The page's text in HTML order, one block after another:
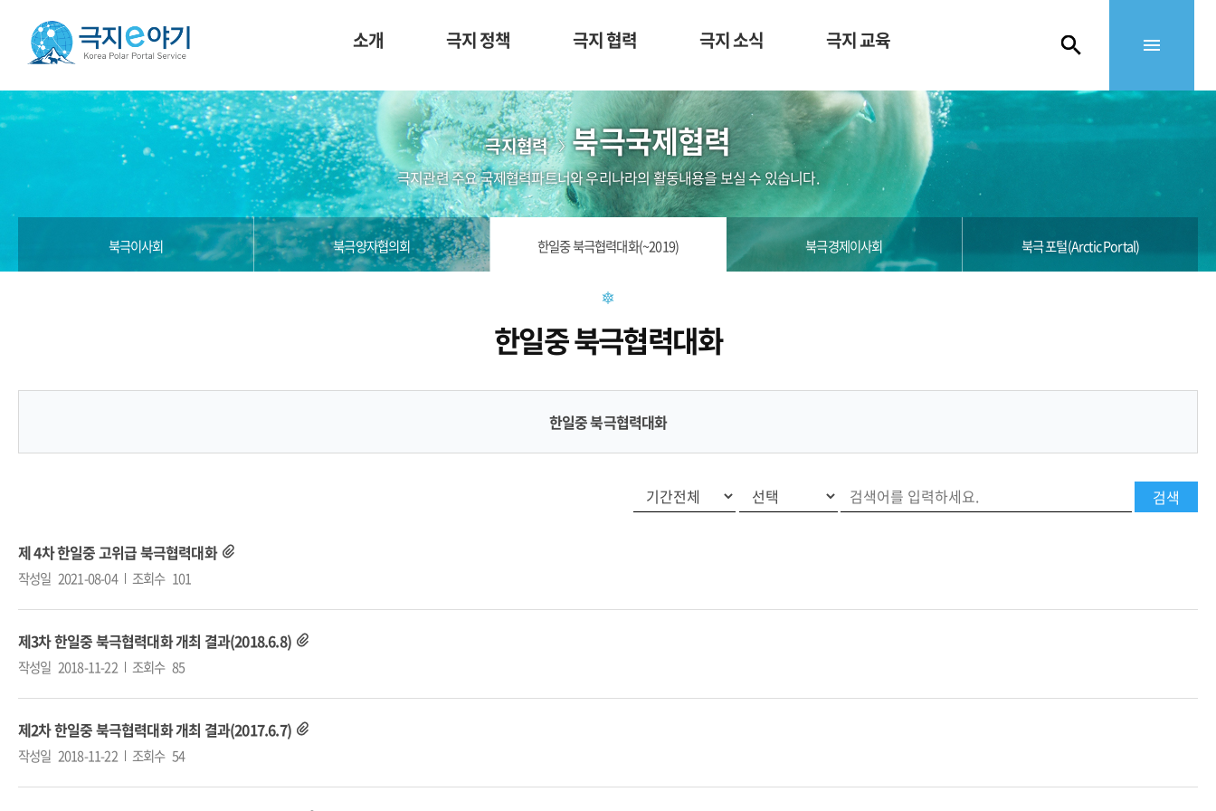
소개 극지 정책 극지 협력 극지 소식 극지 교육
극지협력 북극국제협력
극지관련 주요 국제협력파트너와 우리나라의 활동내용을 보실 수 있습니다.
북극이사회 북극양자협의회 한일중 북극협력대화(~2019) 북극경제이사회 북극 포털(Arctic Portal)
한일중 북극협력대화
한일중 북극협력대화
제 4차 한일중 고위급 북극협력대화
작성일 2021-08-04 조회수 101
제3차 한일중 북극협력대화 개최 결과(2018.6.8)
작성일 2018-11-22 조회수 85
제2차 한일중 북극협력대화 개최 결과(2017.6.7)
작성일 2018-11-22 조회수 54